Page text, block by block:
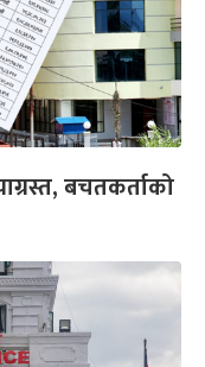
बचतकर्ताको